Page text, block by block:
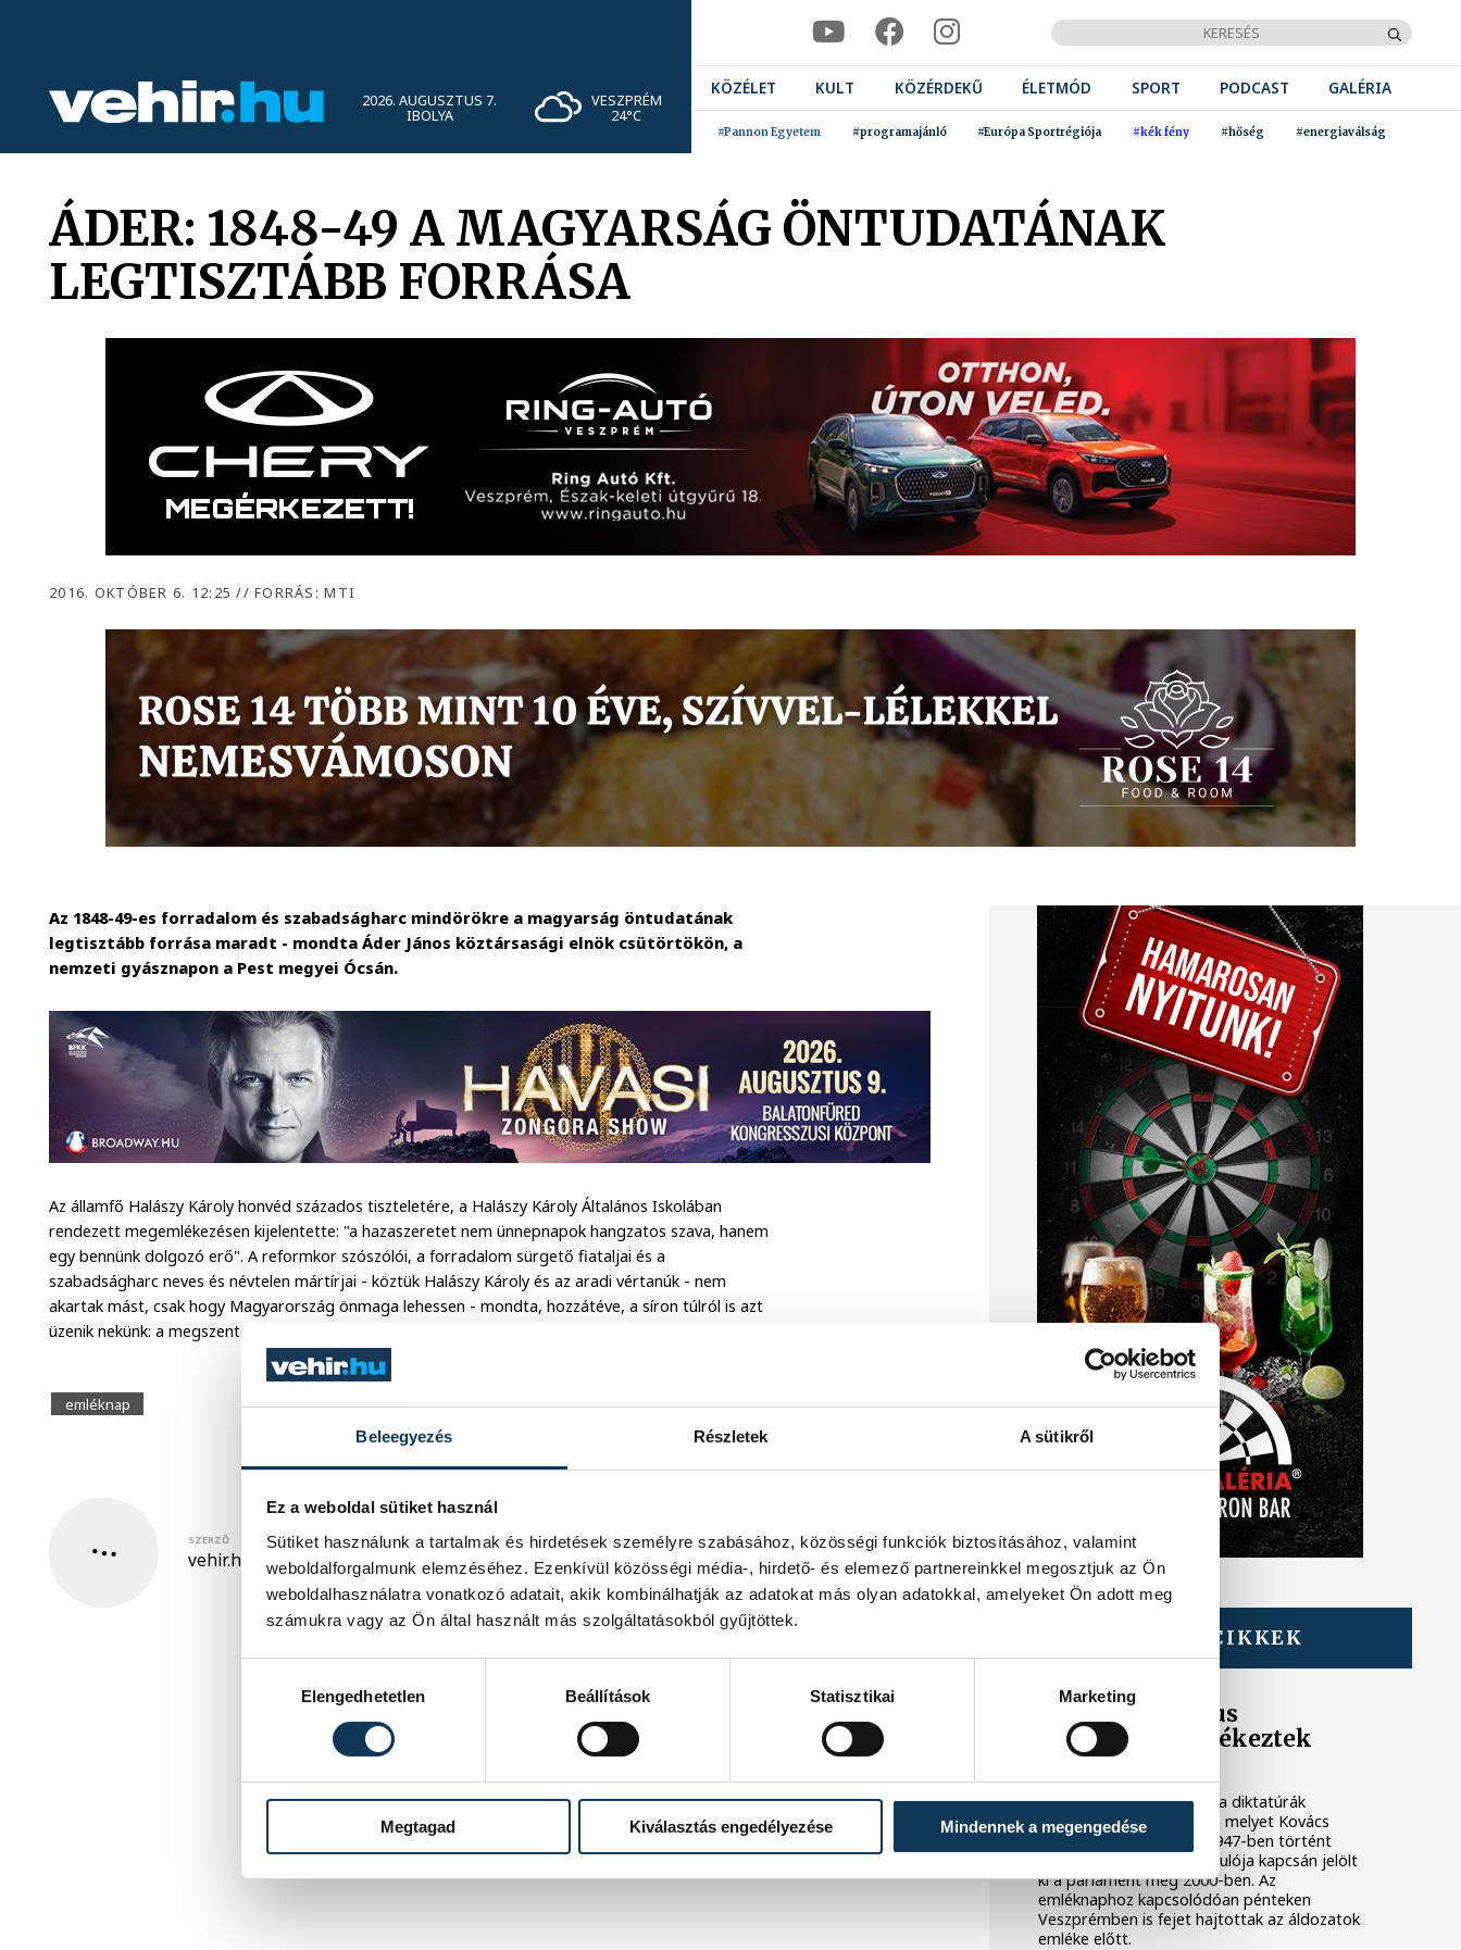
Beleegyezés Részletek A sütikről
Ez a weboldal sütiket használ
Sütiket használunk a tartalmak és hirdetések személyre szabásához, közösségi funkciók biztosításához, valamint
weboldalforgalmunk elemzéséhez. Ezenkívül közösségi média-, hirdető- és elemező partnereinkkel megosztjuk az Ön
weboldalhasználatra vonatkozó adatait, akik kombinálhatják az adatokat más olyan adatokkal, amelyeket Ön adott meg
számukra vagy az Ön által használt más szolgáltatásokból gyűjtöttek.
Elengedhetetlen
Beállítások Statisztikai Marketing
Megtagad Kiválasztás engedélyezése Mindennek a megengedése
2026. AUGUSZTUS 7.
IBOLYA
VESZPRÉM
24°C
KÖZÉLET KULT KÖZÉRDEKŰ ÉLETMÓD SPORT PODCAST GALÉRIA
#Pannon Egyetem #programajánló #Európa Sportrégiója #kék fény #hőség #energiaválság
ÁDER: 1848-49 A MAGYARSÁG ÖNTUDATÁNAK
LEGTISZTÁBB FORRÁSA
2016. OKTÓBER 6. 12:25// FORRÁS: MTI
Az 1848-49-es forradalom és szabadságharc mindörökre a magyarság öntudatának
legtisztább forrása maradt - mondta Áder János köztársasági elnök csütörtökön, a
nemzeti gyásznapon a Pest megyei Ócsán.
Az államfő Halászy Károly honvéd százados tiszteletére, a Halászy Károly Általános Iskolában
rendezett megemlékezésen kijelentette: "a hazaszeretet nem ünnepnapok hangzatos szava, hanem
egy bennünk dolgozó erő". A reformkor szószólói, a forradalom sürgető fiataljai és a
szabadságharc neves és névtelen mártírjai - köztük Halászy Károly és az aradi vértanúk - nem
akartak mást, csak hogy Magyarország önmaga lehessen - mondta, hozzátéve, a síron túlról is azt
üzenik nekünk: a megszentelt áldozat sohasem hiábavaló.
emléknap
SZERZŐ
vehir.hu
TOVÁBBI CIKKEK
A kommunizmus
áldozataira emlékeztek
Veszprémben
Február 25. a kommunista diktatúrák
áldozatainak emléknapja, melyet Kovács
Béla kisgazda politikus 1947-ben történt
letartóztatásának évfordulója kapcsán jelölt
ki a parlament még 2000-ben. Az
emléknaphoz kapcsolódóan pénteken
Veszprémben is fejet hajtottak az áldozatok
emléke előtt.